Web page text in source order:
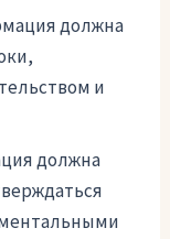
должна
и
должна